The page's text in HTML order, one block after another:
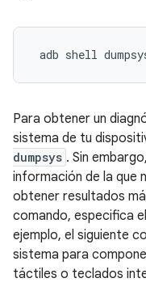
adb shell
Para obtener un
sistema de tu
dumpsys . Sin
información de la que
obtener resultados
comando, especifica
ejemplo, el siguiente
sistema para
táctiles o teclados